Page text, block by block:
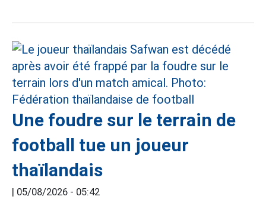
Une foudre sur le terrain de
football tue un joueur
thaïlandais
05/08/2026 - 05:42